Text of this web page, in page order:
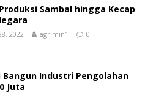
Sambal hingga Kecap
2022 agrimin1 0
Bangun Industri Pengolahan
Juta